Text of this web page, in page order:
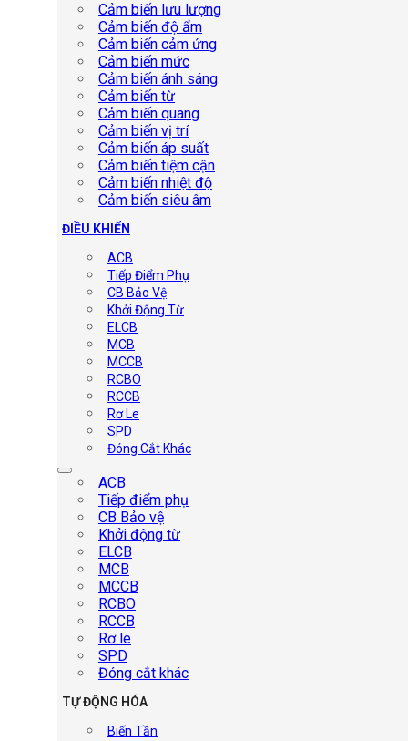
Cảm biến lưu lượng
Cảm biến độ ẩm
Cảm biến cảm ứng
Cảm biến mức
Cảm biến ánh sáng
Cảm biến từ
Cảm biến quang
Cảm biến vị trí
Cảm biến áp suất
Cảm biến tiệm cận
Cảm biến nhiệt độ
Cảm biến siêu âm
ĐIỀU KHIỂN
ACB
Tiếp Điểm Phụ
CB Bảo Vệ
Khởi Động Từ
ELCB
MCB
MCCB
RCBO
RCCB
Rơ Le
SPD
Đóng Cắt Khác
ACB
Tiếp điểm phụ
CB Bảo vệ
Khởi động từ
ELCB
MCB
MCCB
RCBO
RCCB
Rơ le
SPD
Đóng cắt khác
TỰ ĐỘNG HÓA
Biến Tần